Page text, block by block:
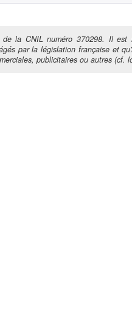
de la CNIL numéro 370298. Il est
par la législation française et
publicitaires ou autres (cf.